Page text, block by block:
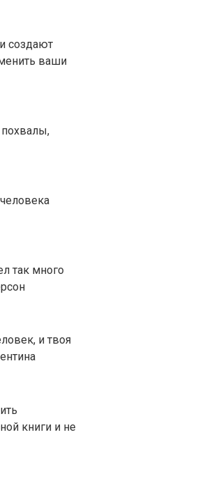
создают
ваши
так много
и твоя
книги и не